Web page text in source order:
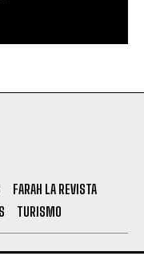
FARAH LA REVISTA
TURISMO